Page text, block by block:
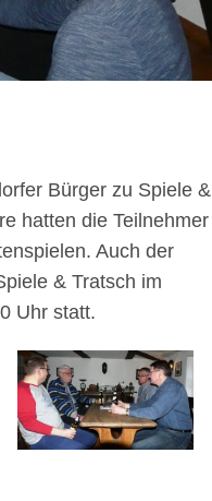
Bürger zu Spiele &
hatten die Teilnehmer
Auch der
& Tratsch im
Uhr statt.